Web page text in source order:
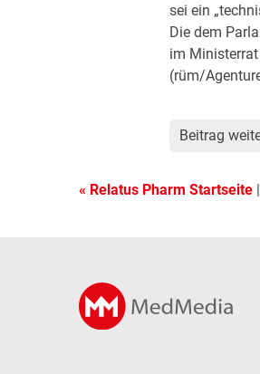
sei ein
Die dem
im Ministerrat
(rüm/
Beitrag
« Relatus Pharm Startseite